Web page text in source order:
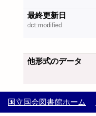
最終更新日
dct:modified
他形式のデータ
国立国会図書館ホーム